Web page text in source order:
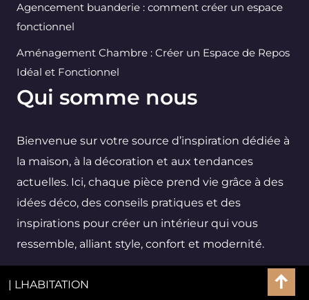
Agencement buanderie : comment créer un espace
fonctionnel
Aménagement Chambre : Créer un Espace de Repos
Idéal et Fonctionnel
Qui somme nous
Bienvenue sur votre source d’inspiration dédiée à
la maison, à la décoration et aux tendances
actuelles. Ici, chaque pièce prend vie grâce à des
idées déco, des conseils pratiques et des
inspirations pour créer un intérieur qui vous
ressemble, alliant style, confort et modernité.
| LHABITATION